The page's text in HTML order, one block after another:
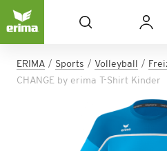
ERIMA Sports Volleyball
CHANGE by erima T-Shirt Kinder